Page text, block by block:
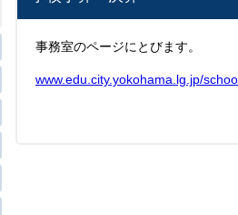
事務室のページにとびます。
www.edu.city.yokohama.lg.jp/